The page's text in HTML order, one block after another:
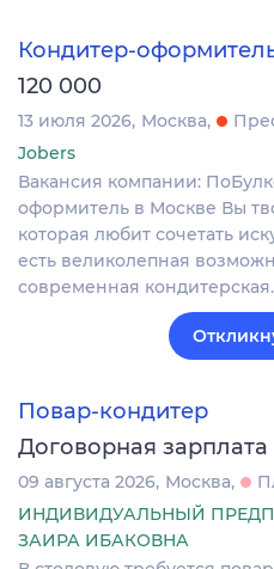
Кондитер-
120 000
13 июля 2026 Москва
Jobers
Вакансия компании:
оформитель в Москве Вы
которая любит сочетать
есть великолепная
современная
Повар-кондитер
Договорная зарплата
09 августа 2026 Москва
ИНДИВИДУАЛЬНЫЙ
ЗАИРА ИБАКОВНА